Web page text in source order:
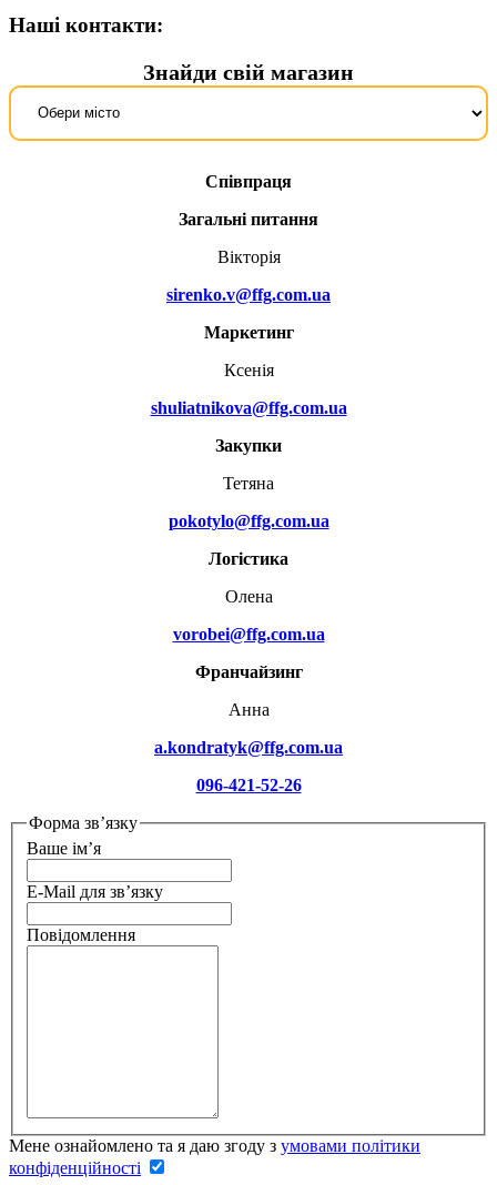
Наші контакти:
Знайди свій магазин
Співпраця
Загальні питання
Вікторія
sirenko.v@ffg.com.ua
Маркетинг
Ксенія
shuliatnikova@ffg.com.ua
Закупки
Тетяна
pokotylo@ffg.com.ua
Логістика
Олена
vorobei@ffg.com.ua
Франчайзинг
Анна
a.kondratyk@ffg.com.ua
096-421-52-26
Форма зв’язку
Ваше ім’я
E-Mail для зв’язку
Повідомлення
Мене ознайомлено та я даю згоду з умовами політики
конфіденційності